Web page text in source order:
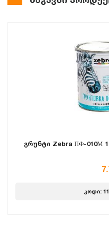
გრუნტი Zebra ПФ-010М
კოდი: